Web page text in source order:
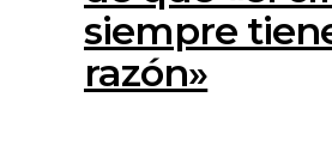
siempre
razón»